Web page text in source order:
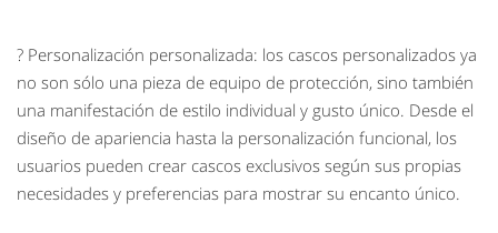
? Personalización personalizada: los cascos personalizados ya
no son sólo una pieza de equipo de protección, sino también
una manifestación de estilo individual y gusto único. Desde el
diseño de apariencia hasta la personalización funcional, los
usuarios pueden crear cascos exclusivos según sus propias
necesidades y preferencias para mostrar su encanto único.